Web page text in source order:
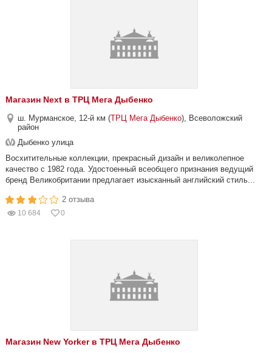
Магазин Next в ТРЦ Мега Дыбенко
ш. Мурманское, 12-й км (ТРЦ Мега Дыбенко), Всеволожский
район
Дыбенко улица
Восхитительные коллекции, прекрасный дизайн и великолепное
качество с 1982 года. Удостоенный всеобщего признания ведущий
бренд Великобритании предлагает изысканный английский стиль...
2 отзыва
10 684 0
Магазин New Yorker в ТРЦ Мега Дыбенко